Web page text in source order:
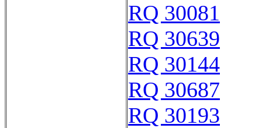
RQ 30081
RQ 30639
RQ 30144
RQ 30687
RQ 30193